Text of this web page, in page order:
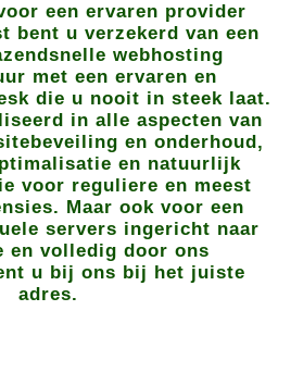
een ervaren provider
bent u verzekerd van een
webhosting
met een ervaren en
die u nooit in steek laat.
in alle aspecten van
en onderhoud,
en natuurlijk
voor reguliere en meest
Maar ook voor een
servers ingericht naar
en volledig door ons
u bij ons bij het juiste
adres.